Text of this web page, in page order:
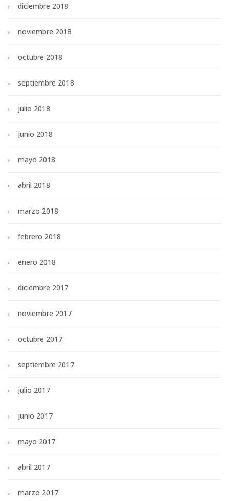
diciembre 2018
noviembre 2018
octubre 2018
septiembre 2018
julio 2018
junio 2018
mayo 2018
abril 2018
marzo 2018
febrero 2018
enero 2018
diciembre 2017
noviembre 2017
octubre 2017
septiembre 2017
julio 2017
junio 2017
mayo 2017
abril 2017
marzo 2017